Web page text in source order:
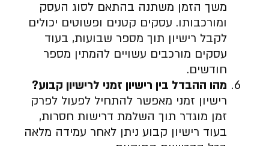
משך הזמן משתנה בהתאם לסוג העסק
ומורכבותו. עסקים קטנים ופשוטים יכולים
לקבל רישיון תוך מספר שבועות, בעוד
עסקים מורכבים עשויים להמתין מספר
חודשים.
מהו ההבדל בין רישיון זמני לרישיון קבוע?
רישיון זמני מאפשר להתחיל לפעול לפרק
זמן מוגדר תוך השלמת דרישות חסרות,
בעוד רישיון קבוע ניתן לאחר עמידה מלאה